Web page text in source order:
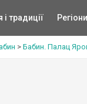
і традиції
> Бабин. Палац